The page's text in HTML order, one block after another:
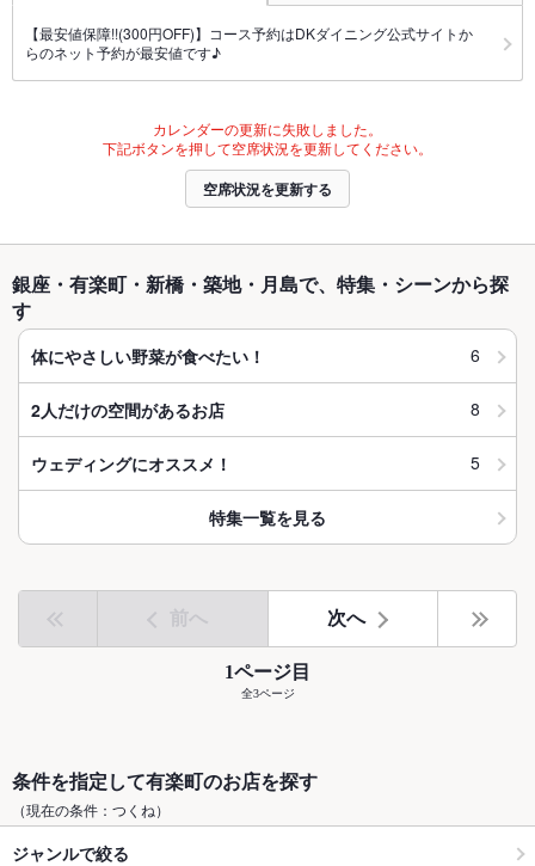
【最安値保障!!(300円OFF)】コース予約はDKダイニング公式サイトか
らのネット予約が最安値です♪
カレンダーの更新に失敗しました。
下記ボタンを押して空席状況を更新してください。
空席状況を更新する
銀座・有楽町・新橋・築地・月島で、特集・シーンから探
す
体にやさしい野菜が食べたい！ 6
2人だけの空間があるお店 8
ウェディングにオススメ！ 5
特集一覧を見る
前へ 次へ
1ページ目
全3ページ
条件を指定して有楽町のお店を探す
（現在の条件：つくね）
ジャンルで絞る